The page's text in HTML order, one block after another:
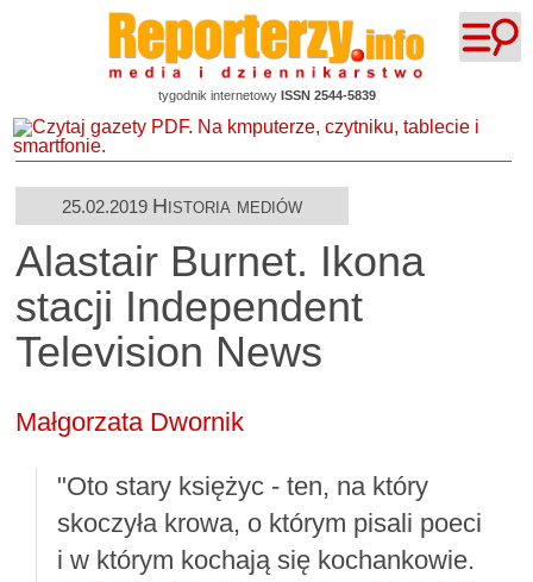
tygodnik internetowy ISSN 2544-5839
25.02.2019 Historia mediów
Alastair Burnet. Ikona
stacji Independent
Television News
Małgorzata Dwornik
"Oto stary księżyc - ten, na który
skoczyła krowa, o którym pisali poeci
i w którym kochają się kochankowie.